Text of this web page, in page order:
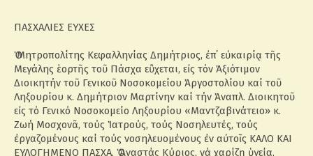
ΠΑΣΧΑΛΙΕΣ ΕΥΧΕΣ
Ὁ Μητροπολίτης Κεφαλληνίας Δημήτριος, ἐπ΄ εὐκαιρίᾳ τῆς
Μεγάλης ἑορτῆς τοῦ Πάσχα εὒχεται, εἰς τόν Ἀξιότιμον
Διοικητήν τοῦ Γενικοῦ Νοσοκομείου Ἀργοστολίου καί τοῦ
Ληξουρίου κ. Δημήτριον Μαρτίνην καί τήν Ἀναπλ. Διοικητοῦ
εἰς τό Γενικό Νοσοκομείο Ληξουρίου «Μαντζαβινάτειο» κ.
Ζωή Μοσχονᾶ, τούς Ἱατρούς, τούς Νοσηλευτές, τούς
ἐργαζομένους καί τούς νοσηλευομένους ἐν αὐτοῖς ΚΑΛΟ ΚΑΙ
ΕΥΛΟΓΗΜΕΝΟ ΠΑΣΧΑ. Ὁ Ἀναστάς Κύριος, νά χαρίζῃ ὑγεία,